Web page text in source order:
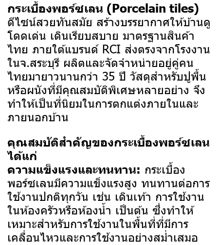
กระเบื้องพอร์ซเลน (Porcelain tiles)
ดีไซน์สวยทันสมัย สร้างบรรยากาศให้บ้านดู
โดดเด่น เดินเรียบสบาย มาตรฐานสินค้า
ไทย ภายใต้แบรนด์ RCI ส่งตรงจากโรงงาน
ในจ.สระบุรี ผลิตและจัดจำหน่ายอยู่คู่คน
ไทยมายาวนานกว่า 35 ปี วัสดุสำหรับปูพื้น
หรือผนังที่มีคุณสมบัติพิเศษหลายอย่าง จึง
ทำให้เป็นที่นิยมในการตกแต่งภายในและ
ภายนอกบ้าน
คุณสมบัติสำคัญของกระเบื้องพอร์ซเลน
ได้แก่
ความแข็งแรงและทนทาน: กระเบื้อง
พอร์ซเลนมีความแข็งแรงสูง ทนทานต่อการ
ใช้งานปกติทุกวัน เช่น เดินเท้า การใช้งาน
ในห้องครัวหรือห้องน้ำ เป็นต้น ซึ่งทำให้
เหมาะสำหรับการใช้งานในพื้นที่ที่มีการ
เคลื่อนไหวและการใช้งานอย่างสม่ำเสมอ